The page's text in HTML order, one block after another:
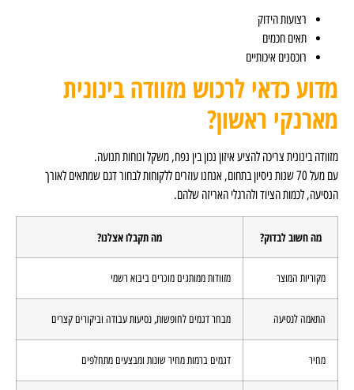
מזוודה בינונית
איזון נכון בין נפח, משקל ונוחות תנועה.
ניסיון בתחום, אנחנו עוזרים ללקוחות לבחור דגם שמתאים לאורך
האריזה שלהם.
מזוודות ממותגים מוכרים ביבוא רשמי
מבחר דגמים לחופשות, נסיעות עבודה וביקורים קצרים
דגמים ברמות מחיר שונות ומבצעים מתחלפים